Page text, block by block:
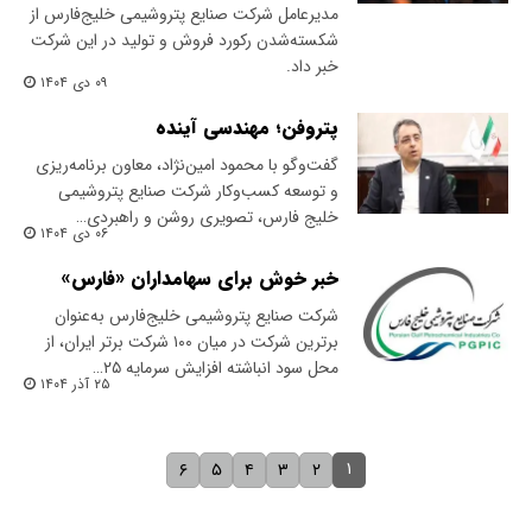
​مدیرعامل شرکت صنایع پتروشیمی خلیج‌فارس از
شکسته‌شدن رکورد فروش و تولید در این شرکت
خبر داد.
۰۹ دی ۱۴۰۴
پتروفن؛ مهندسی آینده
گفت‌وگو با محمود امین‌نژاد، معاون برنامه‌ریزی
و توسعه کسب‌و‌کار شرکت صنایع پتروشیمی
خلیج فارس، تصویری روشن و راهبردی…
۰۶ دی ۱۴۰۴
خبر خوش برای سهامداران «فارس»
شرکت صنایع پتروشیمی خلیج‌فارس به‌عنوان
برترین شرکت در میان ۱۰۰ شرکت برتر ایران، از
محل سود انباشته افزایش سرمایه ۲۵…
۲۵ آذر ۱۴۰۴
۱ ۲ ۳ ۴ ۵ ۶